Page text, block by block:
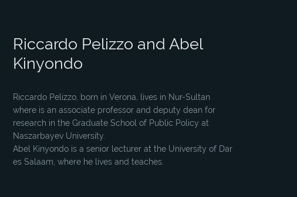
Riccardo Pelizzo and Abel
Kinyondo
Riccardo Pelizzo, born in Verona, lives in Nur-Sultan
where is an associate professor and deputy dean for
research in the Graduate School of Public Policy at
Naszarbayev University.
Abel Kinyondo is a senior lecturer at the University of Dar
es Salaam, where he lives and teaches.